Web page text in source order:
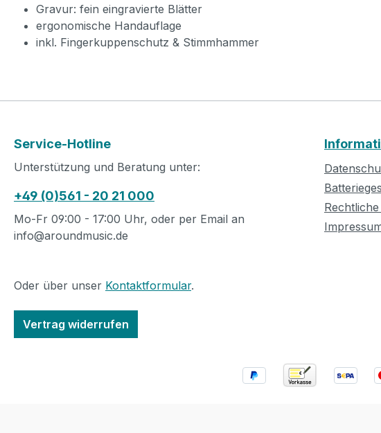
Gravur: fein eingravierte Blätter
ergonomische Handauflage
inkl. Fingerkuppenschutz & Stimmhammer
Service-Hotline
Unterstützung und Beratung unter:
+49 (0)561 - 20 21 000
Mo-Fr 09:00 - 17:00 Uhr, oder per Email an
info@aroundmusic.de
Oder über unser Kontaktformular.
Vertrag widerrufen